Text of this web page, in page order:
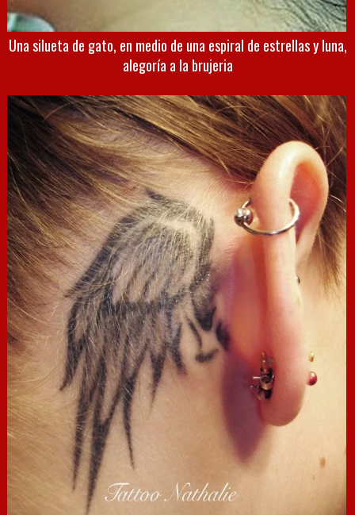
Una silueta de gato, en medio de una espiral de estrellas y luna,
alegoría a la brujeria